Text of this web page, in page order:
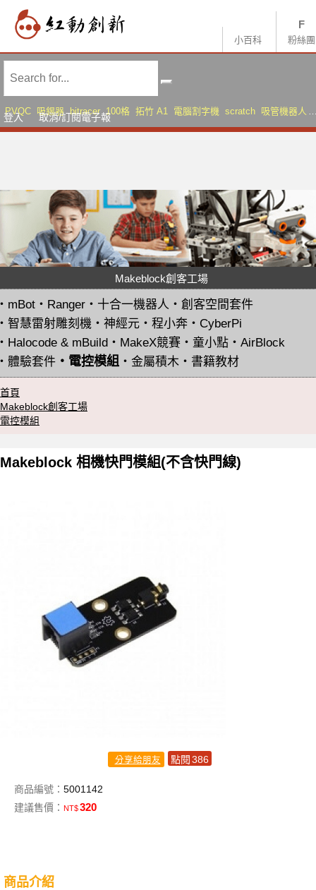
小百科 粉絲團
PVQC 吸錫器 bitracer 100格 拓竹 A1 電腦割字機 scratch 吸管機器人
AMS Lite Sonic Mini 8K S
登入 取消/訂閱電子報
Makeblock創客工場
mBot ・ Ranger ・ 十合一機器人 ・ 創客空間套件
智慧雷射雕刻機 ・ 神經元 ・ 程小奔 ・ CyberPi
Halocode & mBuild ・ MakeX競賽 ・ 童小點 ・ AirBlock
體驗套件 ・ 電控模組 ・ 金屬積木 ・ 書籍教材
首頁
Makeblock創客工場
電控模組
Makeblock 相機快門模組(不含快門線)
分享給朋友 點閱386
商品編號： 5001142
建議售價： NT$320
商品介紹